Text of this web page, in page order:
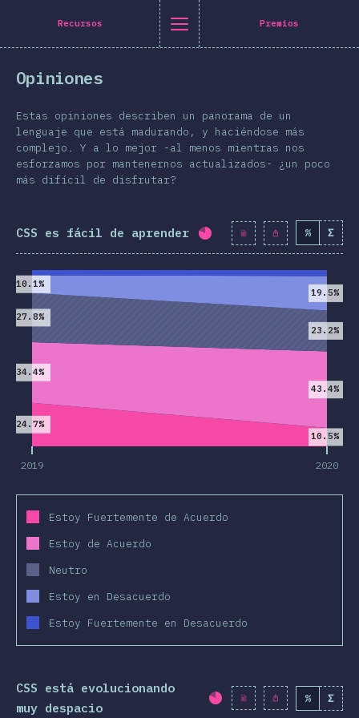
ES] general.title
[es-ES] general.back_to_intro
[es-ES] general.close_nav
y Selectores
CSS
in-JS
en Twitter
en Facebook
Compartir en LinkedIn
Enviar por correo
Recursos Premios
Opiniones
Estas opiniones describen un panorama de un
lenguaje que está madurando, y haciéndose más
complejo. Y a lo mejor -al menos mientras nos
esforzamos por mantenernos actualizados- ¿un poco
más difícil de disfrutar?
CSS es fácil de aprender Porcentaje completado:
% Σ
2019 2020
2019 2020
24.7%
10.5%
34.4%
43.4%
27.8%
23.2%
10.1%
19.5%
Estoy Fuertemente de Acuerdo
Estoy de Acuerdo
Neutro
Estoy en Desacuerdo
Estoy Fuertemente en Desacuerdo
CSS está evolucionando
muy despacio
Porcentaje % Σ
Navigated to [es-ES] general.title